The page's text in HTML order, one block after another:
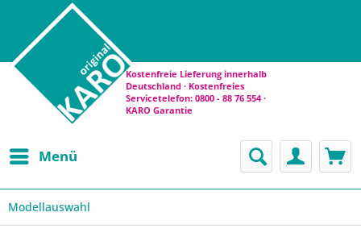
Kostenfreie Lieferung innerhalb
Deutschland · Kostenfreies
Servicetelefon: 0800 - 88 76 554 ·
KARO Garantie
Menü
Modellauswahl